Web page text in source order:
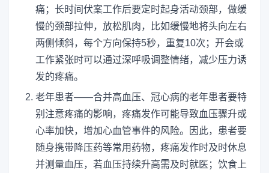
痛；长时间伏案工作后要定时起身活动颈部，做缓
慢的颈部拉伸，放松肌肉，比如缓慢地将头向左右
两侧倾斜，每个方向保持5秒，重复10次；开会或
工作紧张时可以通过深呼吸调整情绪，减少压力诱
发的疼痛。
老年患者——合并高血压、冠心病的老年患者要特
别注意疼痛的影响，疼痛发作可能导致血压骤升或
心率加快，增加心血管事件的风险。因此，患者要
随身携带降压药等常用药物，疼痛发作时及时休息
并测量血压，若血压持续升高需及时就医；饮食上